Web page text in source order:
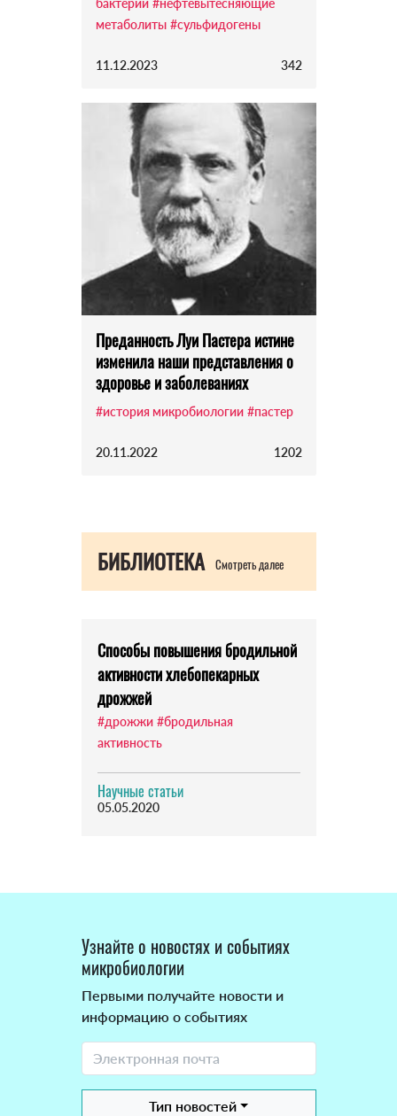
бактерии #нефтевытесняющие
метаболиты #сульфидогены
11.12.2023 342
Преданность Луи Пастера истине
изменила наши представления о
здоровье и заболеваниях
#история микробиологии #пастер
20.11.2022 1202
БИБЛИОТЕКА Смотреть далее
Способы повышения бродильной
активности хлебопекарных
дрожжей
#дрожжи #бродильная
активность
Научные статьи
05.05.2020
Узнайте о новостях и событиях
микробиологии
Первыми получайте новости и
информацию о событиях
Тип новостей